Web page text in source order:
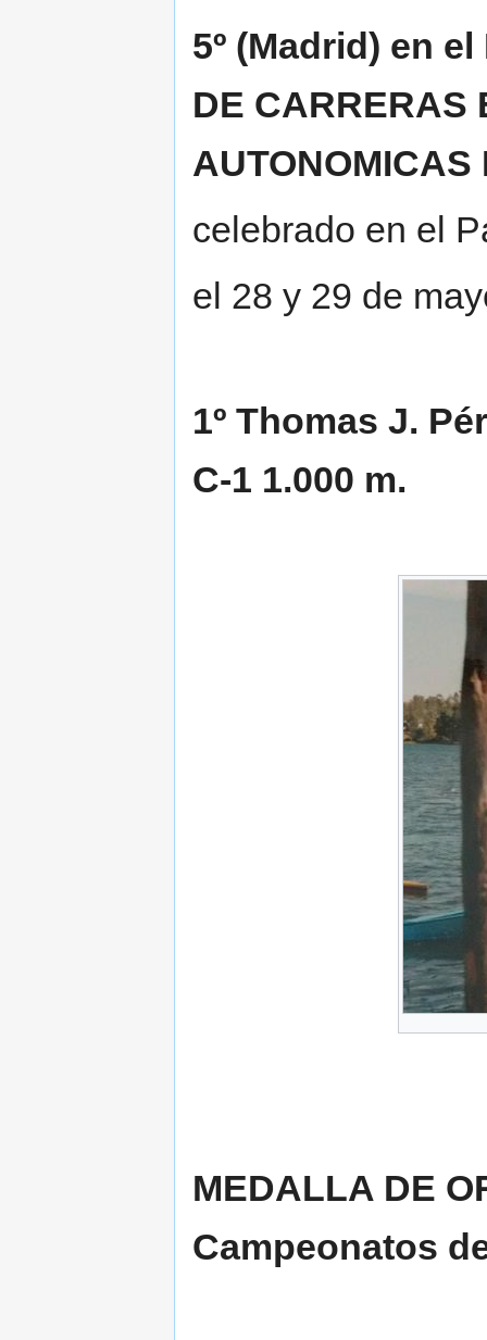
5º (Madrid) en
DE CARRERAS
AUTONOMICAS
celebrado en el
el 28 y 29 de
1º Thomas J.
C-1 1.000 m.
MEDALLA DE
Campeonatos